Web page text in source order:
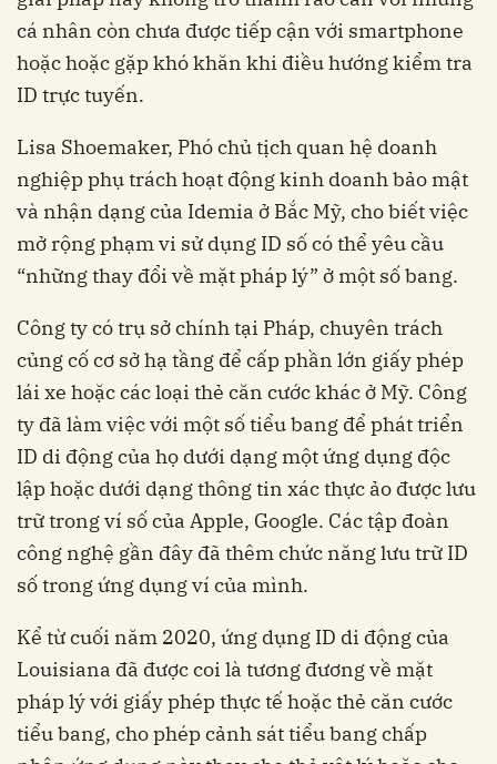
cá nhân còn chưa được tiếp cận với smartphone
hoặc hoặc gặp khó khăn khi điều hướng kiểm tra
ID trực tuyến.
Lisa Shoemaker, Phó chủ tịch quan hệ doanh
nghiệp phụ trách hoạt động kinh doanh bảo mật
và nhận dạng của Idemia ở Bắc Mỹ, cho biết việc
mở rộng phạm vi sử dụng ID số có thể yêu cầu
“những thay đổi về mặt pháp lý” ở một số bang.
Công ty có trụ sở chính tại Pháp, chuyên trách
củng cố cơ sở hạ tầng để cấp phần lớn giấy phép
lái xe hoặc các loại thẻ căn cước khác ở Mỹ. Công
ty đã làm việc với một số tiểu bang để phát triển
ID di động của họ dưới dạng một ứng dụng độc
lập hoặc dưới dạng thông tin xác thực ảo được lưu
trữ trong ví số của Apple, Google. Các tập đoàn
công nghệ gần đây đã thêm chức năng lưu trữ ID
số trong ứng dụng ví của mình.
Kể từ cuối năm 2020, ứng dụng ID di động của
Louisiana đã được coi là tương đương về mặt
pháp lý với giấy phép thực tế hoặc thẻ căn cước
tiểu bang, cho phép cảnh sát tiểu bang chấp